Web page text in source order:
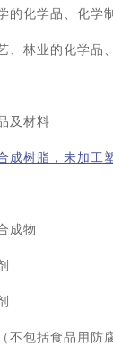
的化学品、化学
、林业的化学品
及材料
成树脂，未加工
成物
不包括食品用防